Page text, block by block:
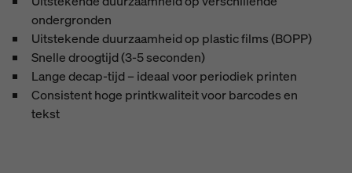
ondergronden
Uitstekende duurzaamheid op plastic films (BOPP)
Snelle droogtijd (3-5 seconden)
Lange decap-tijd – ideaal voor periodiek printen
Consistent hoge printkwaliteit voor barcodes en
tekst